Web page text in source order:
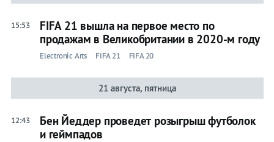
15:53
FIFA 21 вышла на первое место по
продажам в Великобритании в 2020-м году
Electronic Arts FIFA 21 FIFA 20
21 августа, пятница
12:43
Бен Йеддер проведет розыгрыш футболок
и геймпадов